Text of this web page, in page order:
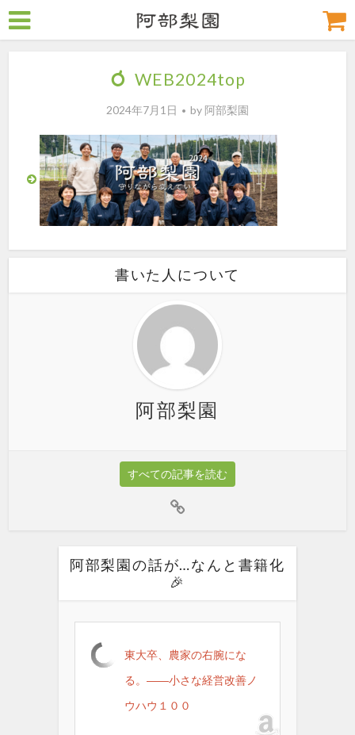
WEB2024top
2024年7月1日 by 阿部梨園
書いた人について
阿部梨園
すべての記事を読む
阿部梨園の話が…なんと書籍化
🎉
東大卒、農家の右腕にな
る。――小さな経営改善ノ
ウハウ１００